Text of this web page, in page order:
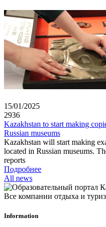
15/01/2025
2936
Kazakhstan to start making
Russian museums
Kazakhstan will start making
located in Russian museums.
reports
Подробнее
All news
Все компании отдыха и
Information